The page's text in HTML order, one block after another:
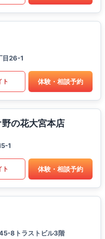
目26-1
ト 体験・相談予約
の花大宮本店
1
ト 体験・相談予約
8トラストビル3階